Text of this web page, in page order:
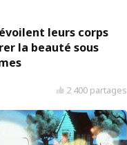
leurs corps
la beauté sous
2 400 partages